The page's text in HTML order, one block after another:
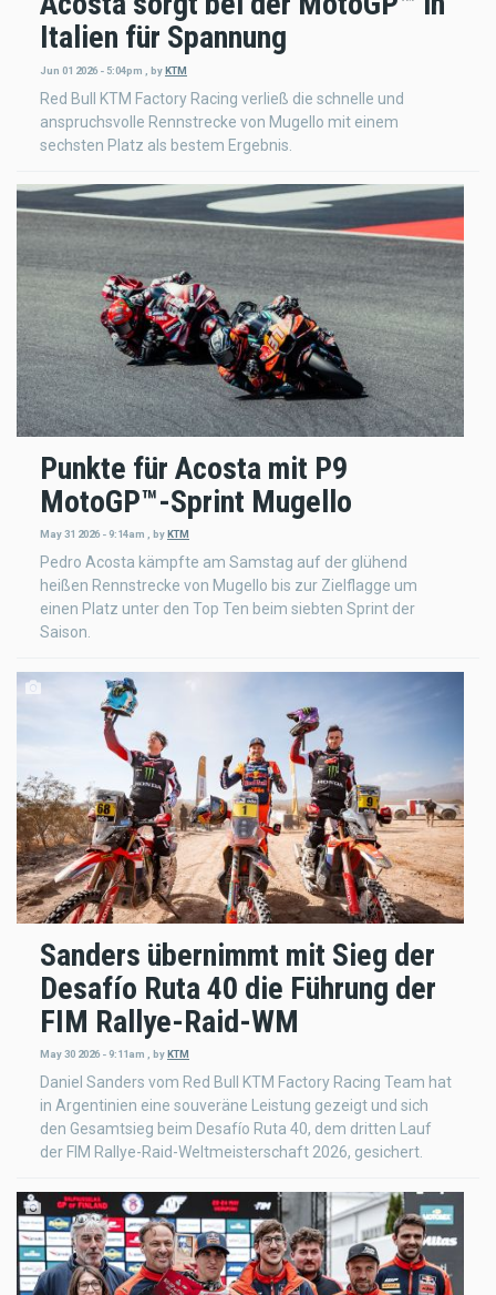
Italien für Spannung
Jun 01 2026 - 5:04pm byKTM
Red Bull KTM Factory Racing verließ die schnelle und
anspruchsvolle Rennstrecke von Mugello mit einem
sechsten Platz als bestem Ergebnis.
Punkte für Acosta mit P9
MotoGP™-Sprint Mugello
May 31 2026 - 9:14am byKTM
Pedro Acosta kämpfte am Samstag auf der glühend
heißen Rennstrecke von Mugello bis zur Zielflagge um
einen Platz unter den Top Ten beim siebten Sprint der
Saison.
Sanders übernimmt mit Sieg der
Desafío Ruta 40 die Führung der
FIM Rallye-Raid-WM
May 30 2026 - 9:11am byKTM
Daniel Sanders vom Red Bull KTM Factory Racing Team hat
in Argentinien eine souveräne Leistung gezeigt und sich
den Gesamtsieg beim Desafío Ruta 40, dem dritten Lauf
der FIM Rallye-Raid-Weltmeisterschaft 2026, gesichert.